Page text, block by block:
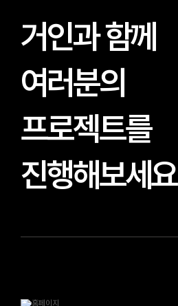
거인과 함께
여러분의
프로젝트를
진행해보세요